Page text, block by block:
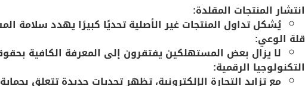
انتشار المنتجات المقلدة:
يُشكل تداول المنتجات غير الأصلية تحديًا كبيرًا يهدد سلامة
قلة الوعي:
لا يزال بعض المستهلكين يفتقرون إلى المعرفة الكافية
التكنولوجيا الرقمية:
مع تزايد التجارة الإلكترونية، تظهر تحديات جديدة تتعلق